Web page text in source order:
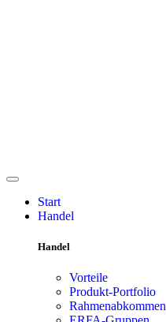
Start
Handel
Handel
Vorteile
Produkt-Portfolio
Rahmenabkommen